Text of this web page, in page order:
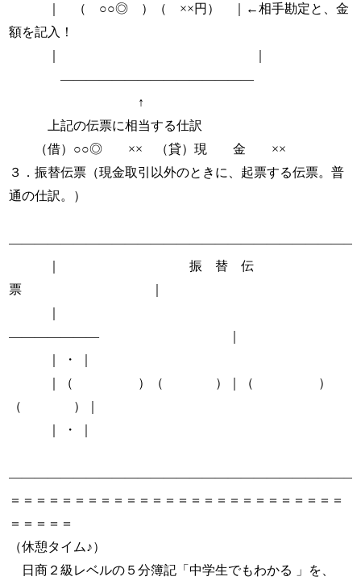
｜ （ ○○◎ ）（ ××円） ｜←相手勘定と、金
額を記入！
―――――――――――――――
↑
上記の伝票に相当する仕訳
（借）○○◎ ×× （貸）現 金 ××
３．振替伝票（現金取引以外のときに、起票する伝票。普
通の仕訳。）
｜ 振 替 伝
票 ｜
――――――― ｜
｜ ・ ｜
｜（ ）（ ）｜（ ）
（ ）｜
｜ ・ ｜
―――――――――――――――――――――――――――
＝＝＝＝＝＝＝＝＝＝＝＝＝＝＝＝＝＝＝＝＝＝＝＝＝＝
＝＝＝＝＝
（休憩タイム♪）
日商２級レベルの５分簿記「中学生でもわかる 」を、